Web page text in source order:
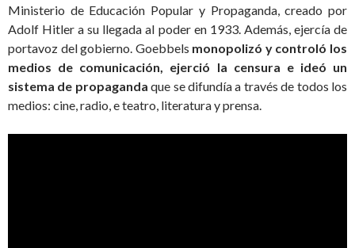
Ministerio de Educación Popular y Propaganda, creado por
Adolf Hitler a su llegada al poder en 1933. Además, ejercía de
portavoz del gobierno. Goebbels monopolizó y controló los
medios de comunicación, ejerció la censura e ideó un
sistema de propaganda que se difundía a través de todos los
medios: cine, radio, e teatro, literatura y prensa.